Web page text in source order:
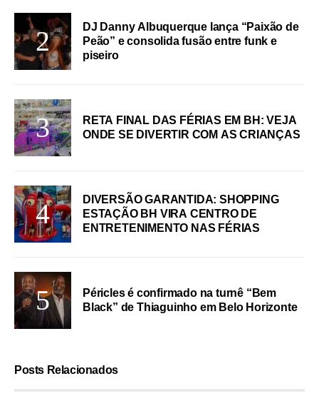
DJ Danny Albuquerque lança “Paixão de
Peão” e consolida fusão entre funk e
piseiro
RETA FINAL DAS FÉRIAS EM BH: VEJA
ONDE SE DIVERTIR COM AS CRIANÇAS
DIVERSÃO GARANTIDA: SHOPPING
ESTAÇÃO BH VIRA CENTRO DE
ENTRETENIMENTO NAS FÉRIAS
Péricles é confirmado na turnê “Bem
Black” de Thiaguinho em Belo Horizonte
Posts Relacionados